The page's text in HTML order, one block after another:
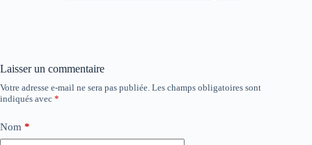
Laisser un commentaire
Votre adresse e-mail ne sera pas publiée. Les champs obligatoires sont
indiqués avec *
Nom *